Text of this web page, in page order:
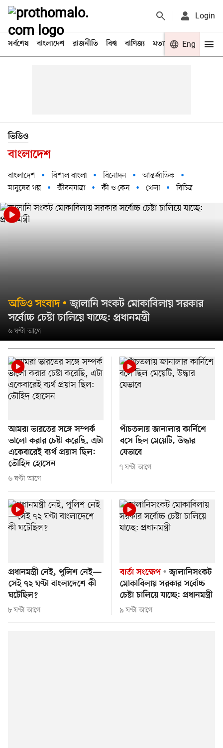
Login
সর্বশেষ বাংলাদেশ রাজনীতি বিশ্ব বাণিজ্য মতামত খেলা
Eng
ভিডিও
বাংলাদেশ
বাংলাদেশ বিশাল বাংলা বিনোদন
আন্তর্জাতিক
মানুষের গল্প
জীবনযাত্রা কী ও কেন খেলা বিচিত্র
অডিও সংবাদ
জ্বালানি সংকট মোকাবিলায় সরকার
সর্বোচ্চ চেষ্টা চালিয়ে যাচ্ছে: প্রধানমন্ত্রী
৬ ঘণ্টা আগে
আমরা ভারতের সঙ্গে সম্পর্ক
ভালো করার চেষ্টা করেছি, এটা
একেবারেই ব্যর্থ প্রয়াস ছিল:
তৌহিদ হোসেন
৬ ঘণ্টা আগে
পাঁচতলায় জানালার কার্নিশে
বসে ছিল মেয়েটি, উদ্ধার
যেভাবে
৭ ঘণ্টা আগে
প্রধানমন্ত্রী নেই, পুলিশ নেই—
সেই ৭২ ঘণ্টা বাংলাদেশে কী
ঘটেছিল?
৮ ঘণ্টা আগে
বার্তা সংক্ষেপ
জ্বালানিসংকট
মোকাবিলায় সরকার সর্বোচ্চ
চেষ্টা চালিয়ে যাচ্ছে: প্রধানমন্ত্রী
৯ ঘণ্টা আগে